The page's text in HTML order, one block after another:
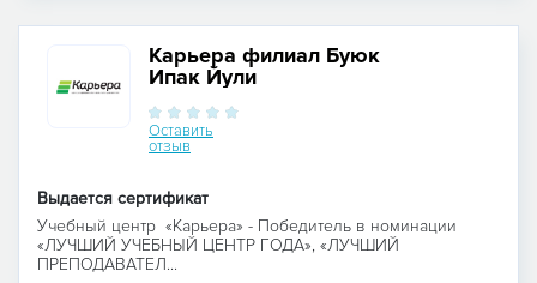
Карьера филиал Буюк
Ипак Йули
Оставить
отзыв
Выдается сертификат
Учебный центр «Карьера» - Победитель в номинации
«ЛУЧШИЙ УЧЕБНЫЙ ЦЕНТР ГОДА», «ЛУЧШИЙ
ПРЕПОДАВАТЕЛ...